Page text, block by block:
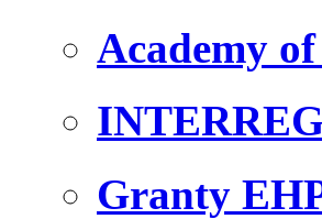
Academy
Granty